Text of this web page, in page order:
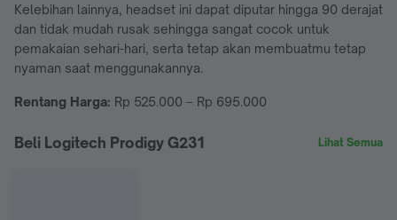
Kelebihan lainnya, headset ini dapat diputar hingga 90 derajat
dan tidak mudah rusak sehingga sangat cocok untuk
pemakaian sehari-hari, serta tetap akan membuatmu tetap
nyaman saat menggunakannya.
Rentang Harga: Rp 525.000 – Rp 695.000
Beli Logitech Prodigy G231 Lihat Semua